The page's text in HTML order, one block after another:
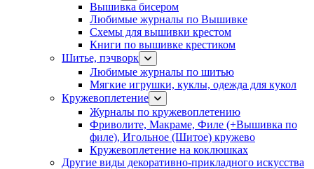
Вышивка бисером
Любимые журналы по Вышивке
Схемы для вышивки крестом
Книги по вышивке крестиком
Шитье, пэчворк
Любимые журналы по шитью
Мягкие игрушки, куклы, одежда для кукол
Кружевоплетение
Журналы по кружевоплетению
Фриволите, Макраме, Филе (+Вышивка по
филе), Игольное (Шитое) кружево
Кружевоплетение на коклюшках
Другие виды декоративно-прикладного искусства